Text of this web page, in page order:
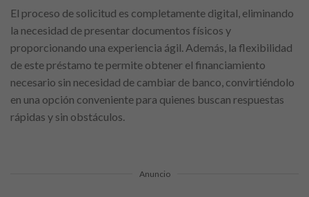
El proceso de solicitud es completamente digital, eliminando
la necesidad de presentar documentos físicos y
proporcionando una experiencia ágil. Además, la flexibilidad
de este préstamo te permite obtener el financiamiento
necesario sin necesidad de cambiar de banco, convirtiéndolo
en una opción conveniente para quienes buscan respuestas
rápidas y sin obstáculos.
Anuncio